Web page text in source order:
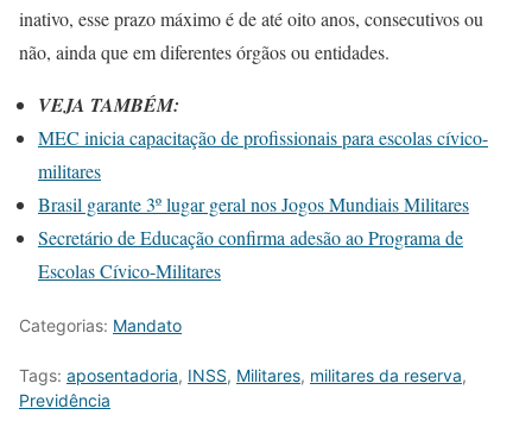
inativo, esse prazo máximo é de até oito anos, consecutivos ou
não, ainda que em diferentes órgãos ou entidades.
VEJA TAMBÉM:
MEC inicia capacitação de profissionais para escolas cívico-
militares
Brasil garante 3º lugar geral nos Jogos Mundiais Militares
Secretário de Educação confirma adesão ao Programa de
Escolas Cívico-Militares
Categorias: Mandato
Tags: aposentadoria, INSS, Militares, militares da reserva,
Previdência